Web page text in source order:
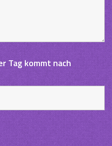
Tag kommt nach